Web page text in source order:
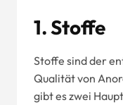
1.Stoffe
Stoffe sind der
Qualität von
gibt es zwei